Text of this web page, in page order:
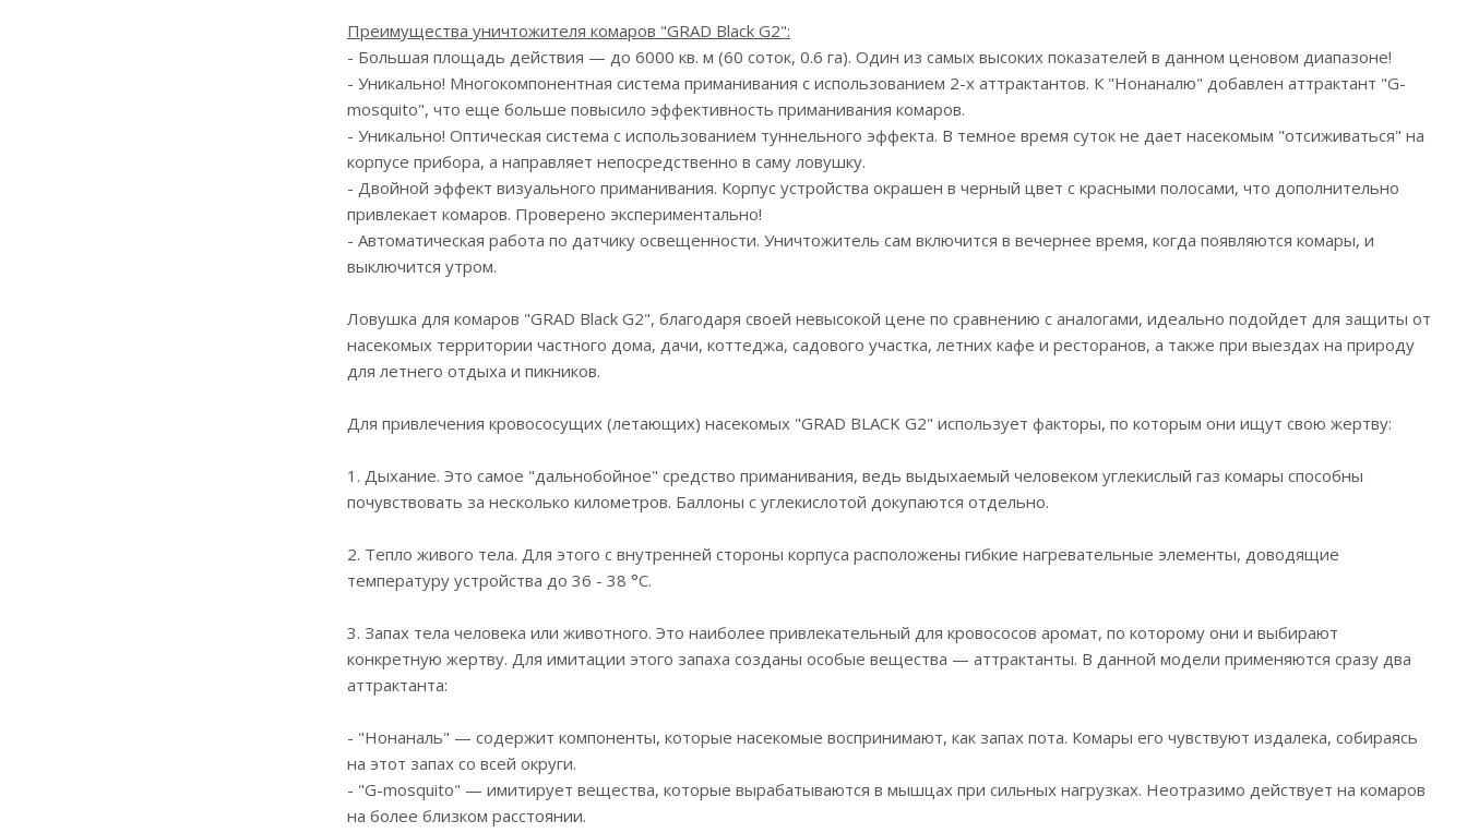
Преимущества уничтожителя комаров "GRAD Black G2":
- Большая площадь действия — до 6000 кв. м (60 соток, 0.6 га). Один из самых высоких показателей в данном ценовом диапазоне!
- Уникально! Многокомпонентная система приманивания с использованием 2-х аттрактантов. К "Нонаналю" добавлен аттрактант "G-
mosquito", что еще больше повысило эффективность приманивания комаров.
- Уникально! Оптическая система с использованием туннельного эффекта. В темное время суток не дает насекомым "отсиживаться" на
корпусе прибора, а направляет непосредственно в саму ловушку.
- Двойной эффект визуального приманивания. Корпус устройства окрашен в черный цвет с красными полосами, что дополнительно
привлекает комаров. Проверено экспериментально!
- Автоматическая работа по датчику освещенности. Уничтожитель сам включится в вечернее время, когда появляются комары, и
выключится утром.
Ловушка для комаров "GRAD Black G2", благодаря своей невысокой цене по сравнению с аналогами, идеально подойдет для защиты от
насекомых территории частного дома, дачи, коттеджа, садового участка, летних кафе и ресторанов, а также при выездах на природу
для летнего отдыха и пикников.
Для привлечения кровососущих (летающих) насекомых "GRAD BLACK G2" использует факторы, по которым они ищут свою жертву:
1. Дыхание. Это самое "дальнобойное" средство приманивания, ведь выдыхаемый человеком углекислый газ комары способны
почувствовать за несколько километров. Баллоны с углекислотой докупаются отдельно.
2. Тепло живого тела. Для этого с внутренней стороны корпуса расположены гибкие нагревательные элементы, доводящие
температуру устройства до 36 - 38 °C.
3. Запах тела человека или животного. Это наиболее привлекательный для кровососов аромат, по которому они и выбирают
конкретную жертву. Для имитации этого запаха созданы особые вещества — аттрактанты. В данной модели применяются сразу два
аттрактанта:
- "Нонаналь" — содержит компоненты, которые насекомые воспринимают, как запах пота. Комары его чувствуют издалека, собираясь
на этот запах со всей округи.
- "G-mosquito" — имитирует вещества, которые вырабатываются в мышцах при сильных нагрузках. Неотразимо действует на комаров
на более близком расстоянии.